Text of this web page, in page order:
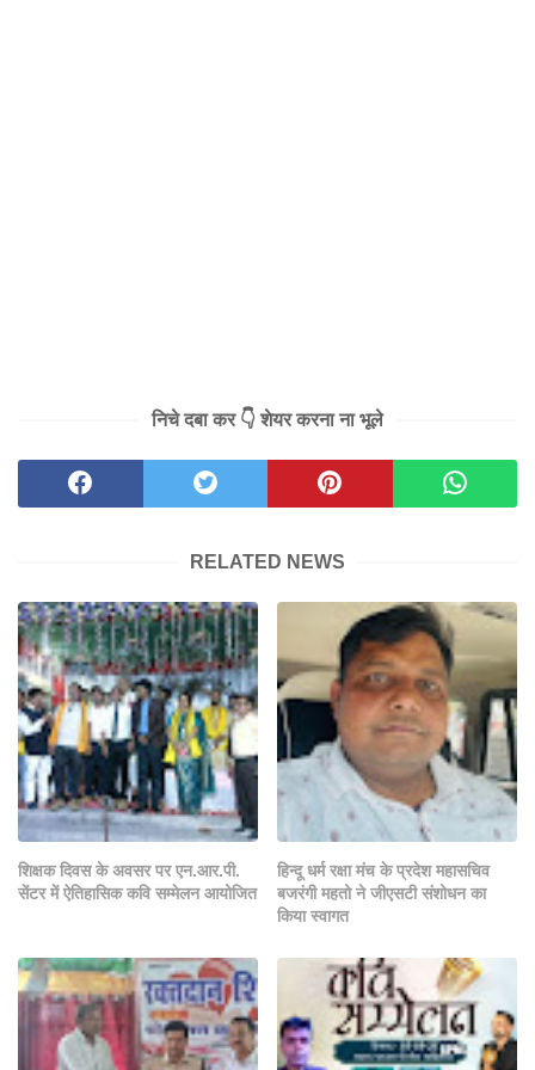
निचे दबा कर 👇 शेयर करना ना भूले
RELATED NEWS
शिक्षक दिवस के अवसर पर एन.आर.पी.
सेंटर में ऐतिहासिक कवि सम्मेलन आयोजित
हिन्दू धर्म रक्षा मंच के प्रदेश महासचिव
बजरंगी महतो ने जीएसटी संशोधन का
किया स्वागत